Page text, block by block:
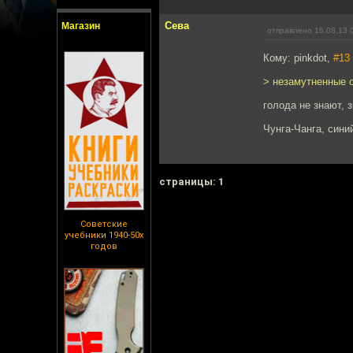
Магазин
Советские
учебники 1940-50х
годов
Сева отправлено 16.08.13
Кому: pinkdot, #13
> незамутненные
голода не знают,
Чунга-Чанга,
cтраницы: 1